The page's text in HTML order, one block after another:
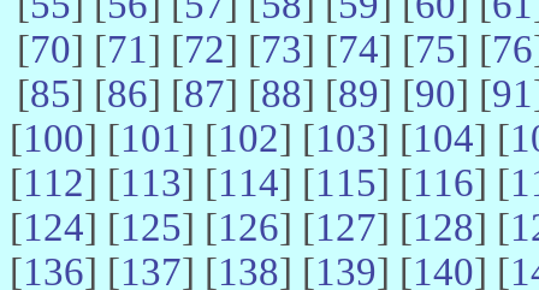
[70] [71] [72] [73] [74] [75] [76
[85] [86] [87] [88] [89] [90] [91
[100] [101] [102] [103] [104] [
[112] [113] [114] [115] [116] [
[124] [125] [126] [127] [128] [
[136] [137] [138] [139] [140] [